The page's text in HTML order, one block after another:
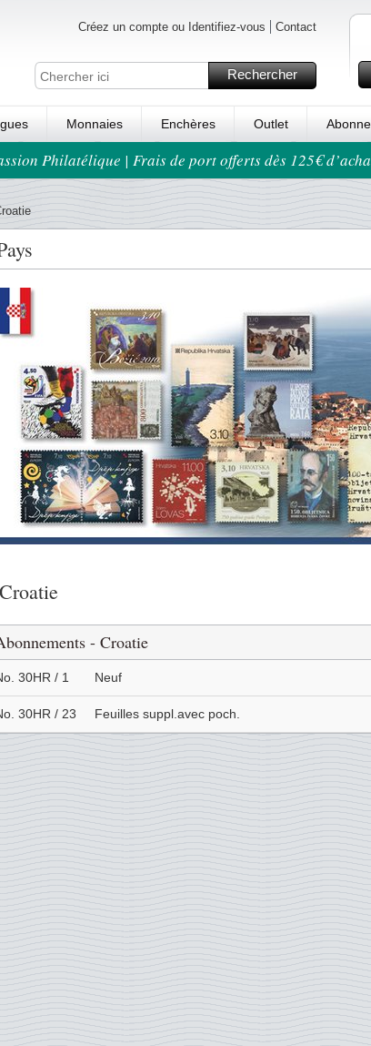
Créez un compte ou Identifiez-vous Contact
Rechercher
Monnaies Enchères Outlet
Philatélique | Frais de port offerts dès 125€
Croatie
- Croatie
30HR / 1 Neuf
30HR / 23 Feuilles suppl.avec poch.